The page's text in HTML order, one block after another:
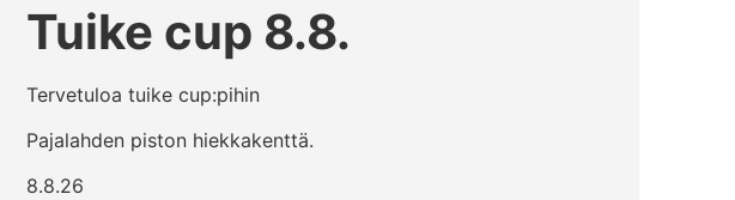
Tuike cup 8.8.
Tervetuloa tuike cup:pihin
Pajalahden piston hiekkakenttä.
8.8.26